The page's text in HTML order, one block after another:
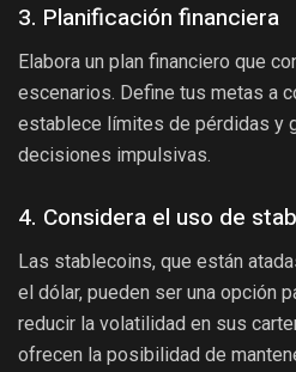
3. Planificación financiera
Elabora un plan financiero que
escenarios. Define tus metas a
establece límites de pérdidas y
decisiones impulsivas.
4. Considera el uso de
Las stablecoins, que están
el dólar, pueden ser una opción
reducir la volatilidad en sus
ofrecen la posibilidad de